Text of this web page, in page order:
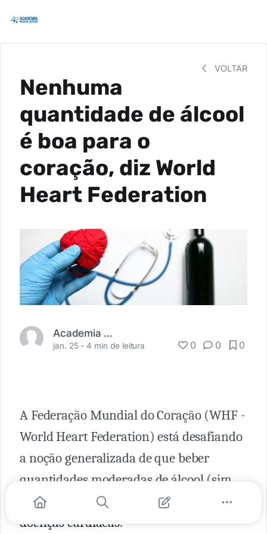
VOLTAR
Nenhuma
quantidade de álcool
é boa para o
coração, diz World
Heart Federation
Academia Médica
jan. 25 -4 min de leitura 0 0 0
A Federação Mundial do Coração (WHF -
World Heart Federation) está desafiando
a noção generalizada de que beber
quantidades moderadas de álcool (sim,
até vinho) pode diminuir o risco de
doenças cardíacas.